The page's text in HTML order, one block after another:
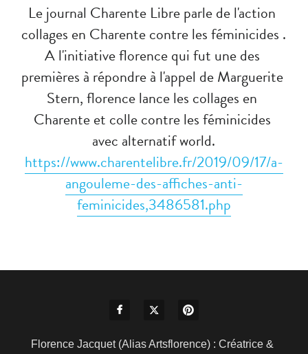
Le journal Charente Libre parle de l'action
collages en Charente contre les féminicides .
A l'initiative florence qui fut une des
premières à répondre à l'appel de Marguerite
Stern, florence lance les collages en
Charente et colle contre les féminicides
avec alternatif world.
https://www.charentelibre.fr/2019/09/17/a-
angouleme-des-affiches-anti-
feminicides,3486581.php
Florence Jacquet (Alias Artsflorence) : Créatrice &